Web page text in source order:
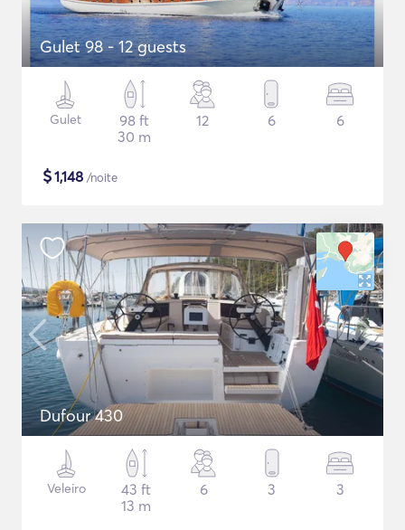
Gulet 98 - 12 guests
Gulet
98 ft
30 m
12 6 6
$1,148 /noite
Dufour 430
Veleiro
43 ft
13 m
6 3 3